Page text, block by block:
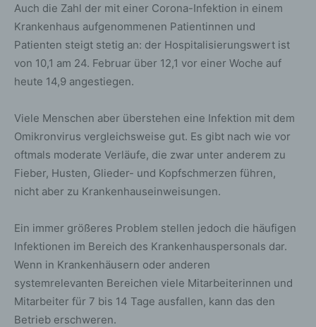
Auch die Zahl der mit einer Corona-Infektion in einem
Krankenhaus aufgenommenen Patientinnen und
Patienten steigt stetig an: der Hospitalisierungswert ist
von 10,1 am 24. Februar über 12,1 vor einer Woche auf
heute 14,9 angestiegen.
Viele Menschen aber überstehen eine Infektion mit dem
Omikronvirus vergleichsweise gut. Es gibt nach wie vor
oftmals moderate Verläufe, die zwar unter anderem zu
Fieber, Husten, Glieder- und Kopfschmerzen führen,
nicht aber zu Krankenhauseinweisungen.
Ein immer größeres Problem stellen jedoch die häufigen
Infektionen im Bereich des Krankenhauspersonals dar.
Wenn in Krankenhäusern oder anderen
systemrelevanten Bereichen viele Mitarbeiterinnen und
Mitarbeiter für 7 bis 14 Tage ausfallen, kann das den
Betrieb erschweren.